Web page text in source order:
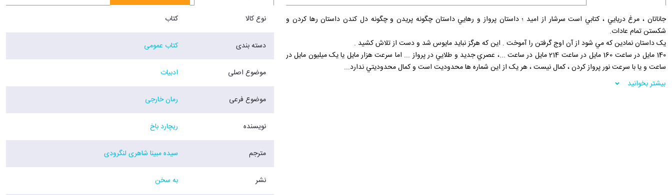
جاناتان ، مرغ دريايي ، کتابي است سرشار از اميد ؛ داستان پرواز و رهايي داستان چگونه پريدن و چگونه دل کندن داستان رها کردن و
شکستن تمام عادات.
يک داستان نمادين که مي شود از آن اوج گرفتن را آموخت . اين که هرگز نبايد مايوس شد و دست از تلاش کشيد .
140 مايل در ساعت 160 مايل در ساعت 214 مايل در ساعت ...، عصري جديد و طلايي در پرواز ... اما سرعت هزار مايل يا يک ميليون مايل در
ساعت و يا با سرعت نور پرواز کردن ، کمال نيست ، هر يک از اين شماره ها محدوديت است و کمال محدوديتي ندارد...
افرادي که قانون هاي خود را مي سازند ، با روحيه اي که مي دانند حق با آنها است ... افرادي که از انجام درست کاري ( حتي اگر آن کار فقط
بیشتر بخوانید
نوع کالا کتاب
دسته بندی کتاب عمومی
موضوع اصلی ادبیات
موضوع فرعی رمان خارجی
نویسنده ریچارد باخ
مترجم سیده مبینا شاهری لنگرودی
نشر به سخن